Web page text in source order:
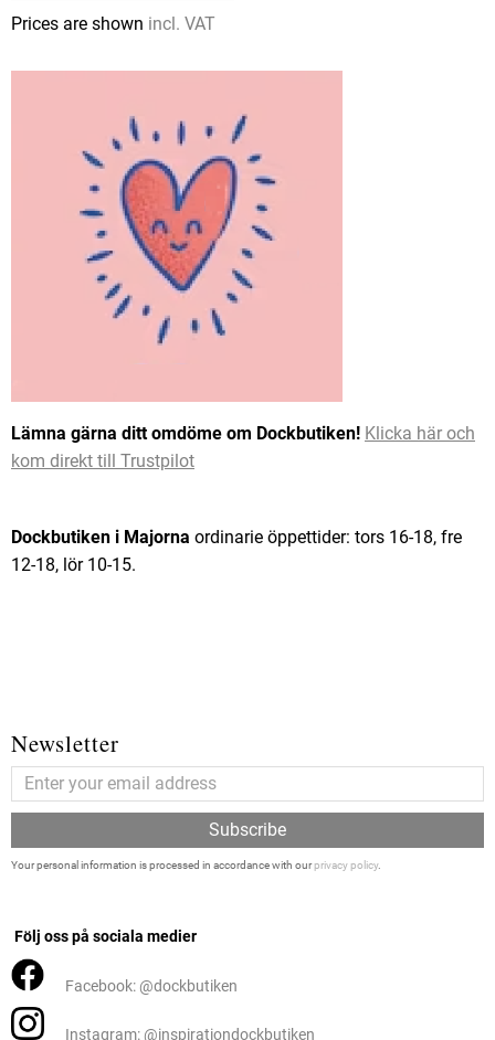
Prices are shown incl. VAT
Lämna gärna ditt omdöme om Dockbutiken! Klicka här och
kom direkt till Trustpilot
Dockbutiken i Majorna ordinarie öppettider: tors 16-18, fre
12-18, lör 10-15.
Newsletter
Subscribe
Your personal information is processed in accordance with ourprivacy policy.
Följ oss på sociala medier
Facebook: @dockbutiken
Instagram: @inspirationdockbutiken